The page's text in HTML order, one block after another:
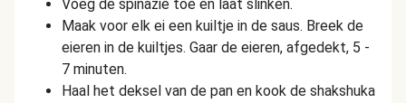
Voeg de spinazie toe en laat slinken.
Maak voor elk ei een kuiltje in de saus. Breek de
eieren in de kuiltjes. Gaar de eieren, afgedekt, 5 -
7 minuten.
Haal het deksel van de pan en kook de shakshuka